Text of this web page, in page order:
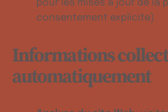
pour les mises à jour de la
consentement explicite)
Informations
automatiquement